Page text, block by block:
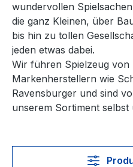
wundervollen
die ganz Kleinen, über
bis hin zu tollen
jeden etwas dabei.
Wir führen Spielzeug von
Markenherstellern wie
Ravensburger und sind
unserem Sortiment selbst